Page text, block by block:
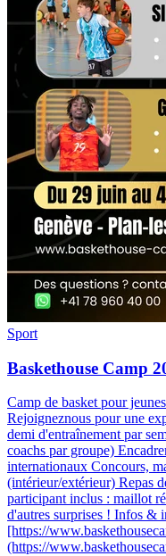
Sport
Baskethouse Camp
Camp de basket pour
Rejoigneznous pour une
demi d'entraînement par
coachs par groupe)
internationaux Concours,
(intérieur/extérieur) Repas
participant inclus : maillot
d'autres surprises ! Infos &
[https://
(https://